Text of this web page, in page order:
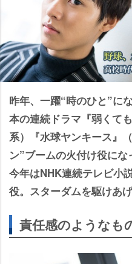
昨年、一躍“時のひと”に
本の連続ドラマ『弱くて
系）『水球ヤンキース』
ン”ブームの火付け役にな
今年はNHK連続テレビ小
役。スターダムを駆けあ
責任感のようなも